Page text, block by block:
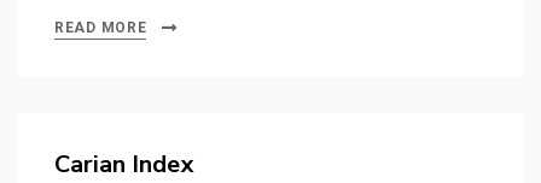
READ MORE
Carian Index